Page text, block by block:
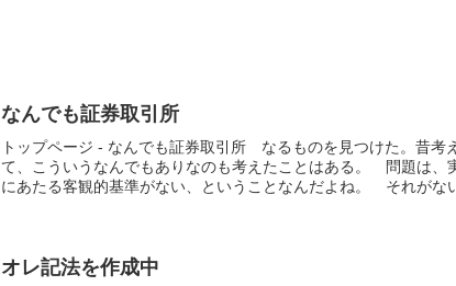
なんでも証券取引所
トップページ - なんでも証券取引所 なるものを見つけた。昔考
て、こういうなんでもありなのも考えたことはある。 問題は、
にあたる客観的基準がない、ということなんだよね。 それがな
てそのヒット数（？）を業績とするとか、もう一工夫すればもっ
オレ記法を作成中